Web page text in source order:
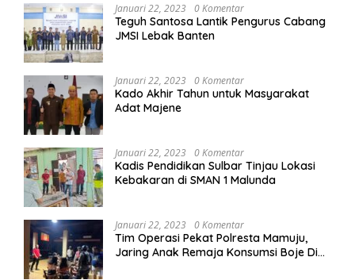
Januari 22, 2023 0 Komentar
Teguh Santosa Lantik Pengurus Cabang
JMSI Lebak Banten
Januari 22, 2023 0 Komentar
Kado Akhir Tahun untuk Masyarakat
Adat Majene
Januari 22, 2023 0 Komentar
Kadis Pendidikan Sulbar Tinjau Lokasi
Kebakaran di SMAN 1 Malunda
Januari 22, 2023 0 Komentar
Tim Operasi Pekat Polresta Mamuju,
Jaring Anak Remaja Konsumsi Boje Di